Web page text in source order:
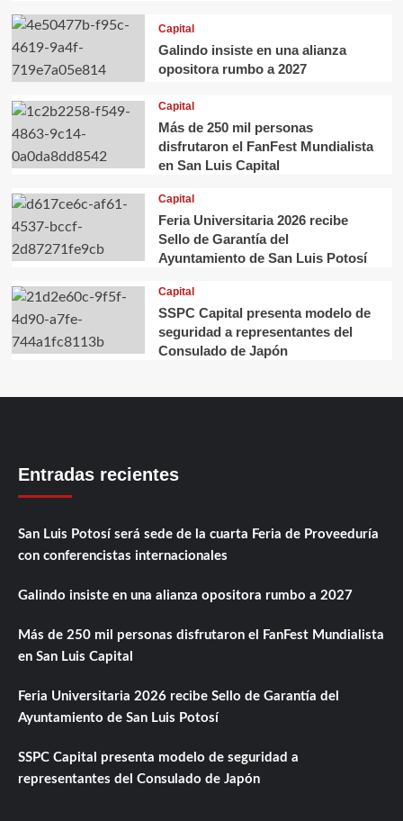
Capital
Galindo insiste en una alianza
opositora rumbo a 2027
Capital
Más de 250 mil personas
disfrutaron el FanFest Mundialista
en San Luis Capital
Capital
Feria Universitaria 2026 recibe
Sello de Garantía del
Ayuntamiento de San Luis Potosí
Capital
SSPC Capital presenta modelo de
seguridad a representantes del
Consulado de Japón
Entradas recientes
San Luis Potosí será sede de la cuarta Feria de Proveeduría
con conferencistas internacionales
Galindo insiste en una alianza opositora rumbo a 2027
Más de 250 mil personas disfrutaron el FanFest Mundialista
en San Luis Capital
Feria Universitaria 2026 recibe Sello de Garantía del
Ayuntamiento de San Luis Potosí
SSPC Capital presenta modelo de seguridad a
representantes del Consulado de Japón